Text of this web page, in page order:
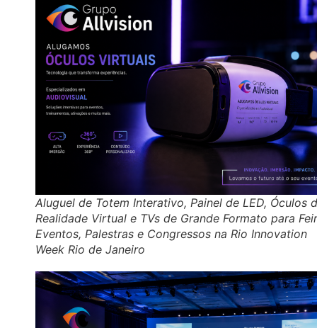
Aluguel de Totem Interativo, Painel de LED, Óculos
Realidade Virtual e TVs de Grande Formato para
Eventos, Palestras e Congressos na Rio Innovation
Week Rio de Janeiro